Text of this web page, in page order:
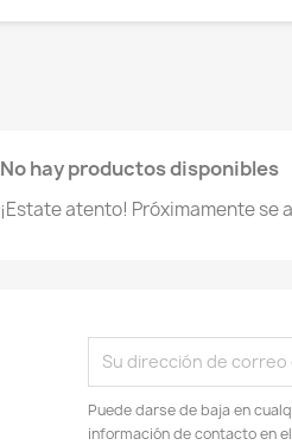
No hay productos disponibles
¡Estate atento! Próximamente se
Puede darse de baja en
información de contacto en